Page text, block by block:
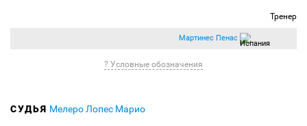
Тренер
Мартинес Пенас
? Условные обозначения
СУДЬЯ Мелеро Лопес Марио